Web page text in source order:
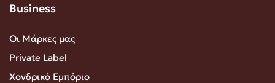
Business
Οι Μάρκες μας
Private Label
Χονδρικό Εμπόριο